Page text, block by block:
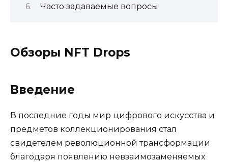
Часто задаваемые вопросы
Обзоры NFT Drops
Введение
В последние годы мир цифрового искусства и
предметов коллекционирования стал
свидетелем революционной трансформации
благодаря появлению невзаимозаменяемых